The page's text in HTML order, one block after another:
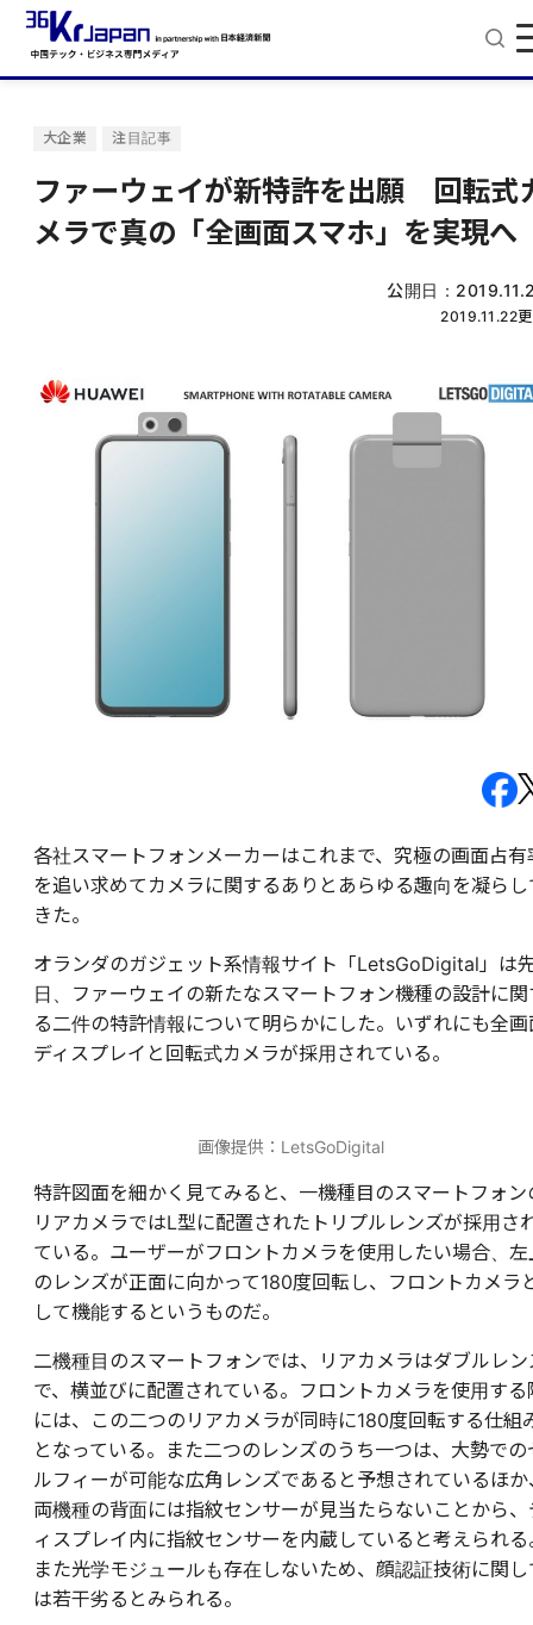
大企業 注目記事
ファーウェイが新特許を出願 回転式
メラで真の「全画面スマホ」を実現へ
公開日：
2019.11.22
各社スマートフォンメーカーはこれまで、究極の画面占有
を追い求めてカメラに関するありとあらゆる趣向を凝らし
きた。
オランダのガジェット系情報サイト「LetsGoDigital」は
日、ファーウェイの新たなスマートフォン機種の設計に関
る二件の特許情報について明らかにした。いずれにも全画
ディスプレイと回転式カメラが採用されている。
画像提供：LetsGoDigital
特許図面を細かく見てみると、一機種目のスマートフォン
リアカメラではL型に配置されたトリプルレンズが採用さ
ている。ユーザーがフロントカメラを使用したい場合、左
のレンズが正面に向かって180度回転し、フロントカメラ
して機能するというものだ。
二機種目のスマートフォンでは、リアカメラはダブルレン
で、横並びに配置されている。フロントカメラを使用する
には、この二つのリアカメラが同時に180度回転する仕組
となっている。また二つのレンズのうち一つは、大勢での
ルフィーが可能な広角レンズであると予想されているほか
両機種の背面には指紋センサーが見当たらないことから、
ィスプレイ内に指紋センサーを内蔵していると考えられる
また光学モジュールも存在しないため、顔認証技術に関し
は若干劣るとみられる。